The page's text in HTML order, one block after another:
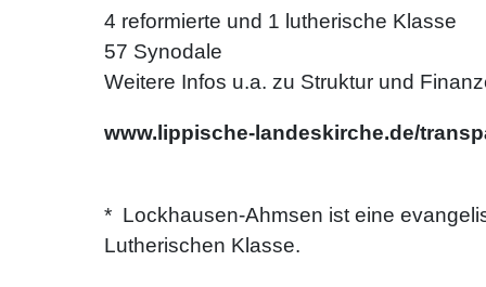
4 reformierte und 1 lutherische Klasse
57 Synodale
Weitere Infos u.a. zu Struktur und
www.lippische-landeskirche.de/
* Lockhausen-Ahmsen ist eine
Lutherischen Klasse.